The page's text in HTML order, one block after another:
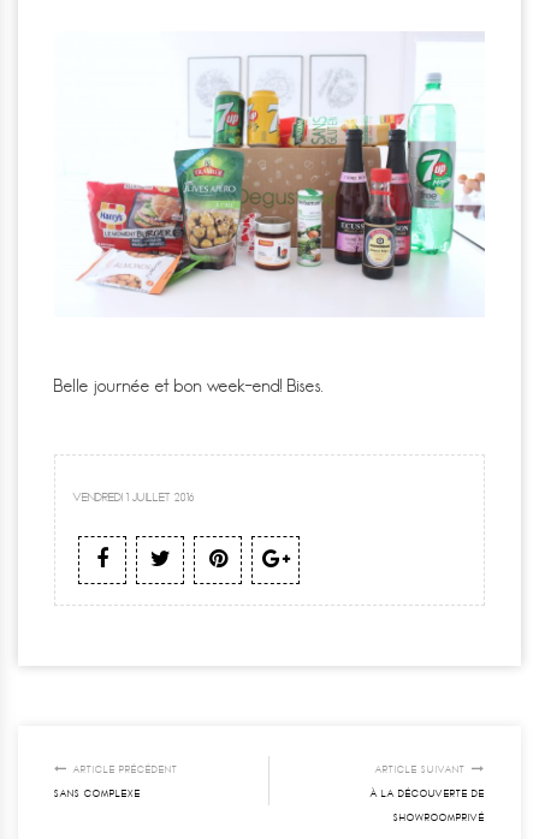
Belle journée et bon week-end! Bises.
VENDREDI 1 JUILLET 2016
ARTICLE PRÉCÉDENT
SANS COMPLEXE
ARTICLE SUIVANT
À LA DÉCOUVERTE DE
SHOWROOMPRIVÉ